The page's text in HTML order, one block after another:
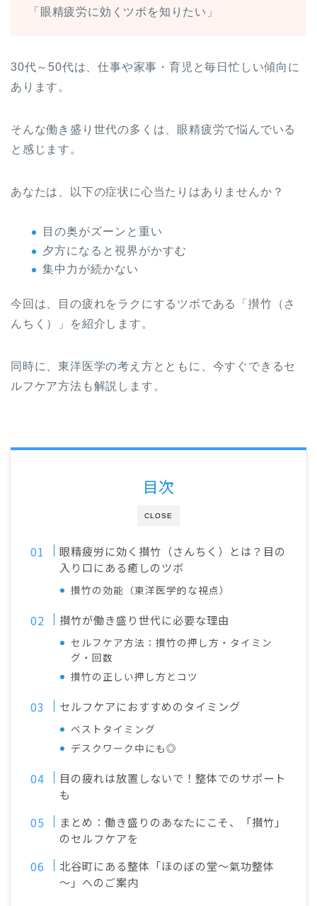
「眼精疲労に効くツボを知りたい」
30代～50代は、仕事や家事・育児と毎日忙しい傾向に
あります。
そんな働き盛り世代の多くは、眼精疲労で悩んでいる
と感じます。
あなたは、以下の症状に心当たりはありませんか？
目の奥がズーンと重い
夕方になると視界がかすむ
集中力が続かない
今回は、目の疲れをラクにするツボである「攅竹（さ
んちく）」を紹介します。
同時に、東洋医学の考え方とともに、今すぐできるセ
ルフケア方法も解説します。
CLOSE
目次
眼精疲労に効く攅竹（さんちく）とは？目の
入り口にある癒しのツボ
攅竹の効能（東洋医学的な視点）
攅竹が働き盛り世代に必要な理由
セルフケア方法：攅竹の押し方・タイミン
グ・回数
攅竹の正しい押し方とコツ
セルフケアにおすすめのタイミング
ベストタイミング
デスクワーク中にも◎
目の疲れは放置しないで！整体でのサポート
も
まとめ：働き盛りのあなたにこそ、「攅竹」
のセルフケアを
北谷町にある整体「ほのぼの堂～氣功整体
～」へのご案内